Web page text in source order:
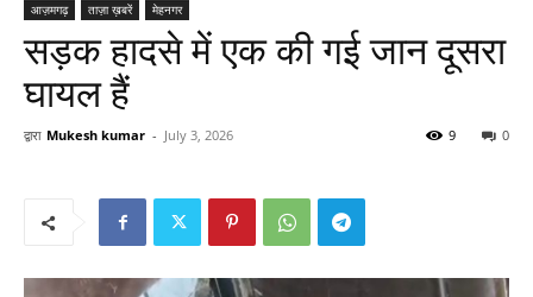
आज़मगढ़ ताज़ा ख़बरें मेहनगर
सड़क हादसे में एक की गई जान दूसरा
घायल हैं
द्वारा Mukesh kumar - July 3, 2026 0
9